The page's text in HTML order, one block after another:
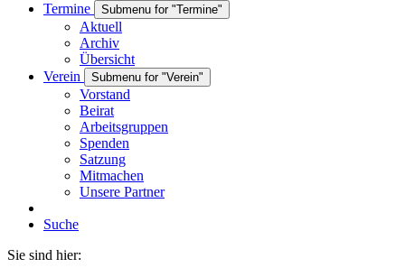
Termine
Submenu for "Termine"
Aktuell
Archiv
Übersicht
Verein
Submenu for "Verein"
Vorstand
Beirat
Arbeitsgruppen
Spenden
Satzung
Mitmachen
Unsere Partner
Suche
Sie sind hier: